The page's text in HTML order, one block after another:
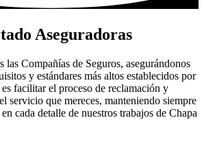
Aseguradoras
las Compañías de Seguros, asegurándonos
y estándares más altos establecidos por
facilitar el proceso de reclamación y
servicio que mereces, manteniendo siempre
cada detalle de nuestros trabajos de Chapa